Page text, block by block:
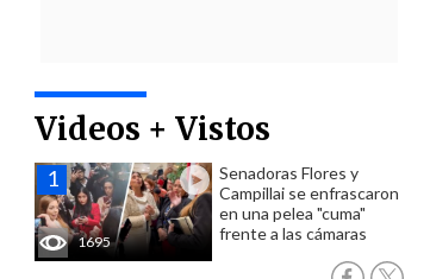
Videos + Vistos
1695
Senadoras Flores y
Campillai se enfrascaron
en una pelea "cuma"
frente a las cámaras